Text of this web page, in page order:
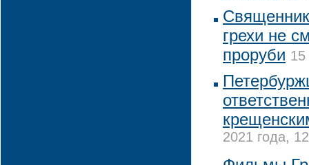
грехи не
проруби 15
2021 года,